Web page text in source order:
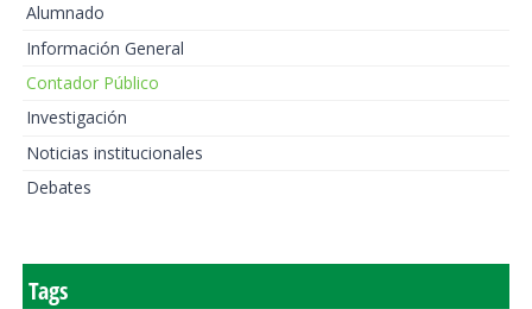
Alumnado
Información General
Contador Público
Investigación
Noticias institucionales
Debates
Tags